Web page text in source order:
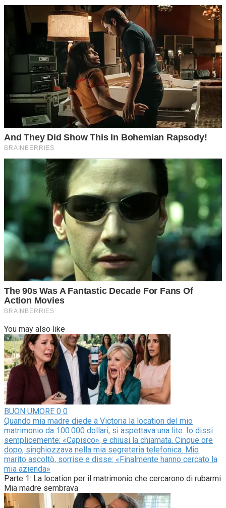
You may also like
BUON UMORE 0 0
Quando mia madre diede a Victoria la location del mio
matrimonio da 100.000 dollari, si aspettava una lite. Io dissi
semplicemente: «Capisco», e chiusi la chiamata. Cinque ore
dopo, singhiozzava nella mia segreteria telefonica. Mio
marito ascoltò, sorrise e disse: «Finalmente hanno cercato la
mia azienda»
Parte 1: La location per il matrimonio che cercarono di rubarmi
Mia madre sembrava